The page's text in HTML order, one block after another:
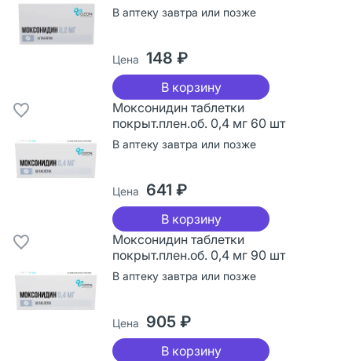
В аптеку завтра или позже
Цена 148 ₽
В корзину
Моксонидин таблетки
покрыт.плен.об. 0,4 мг 60 шт
В аптеку завтра или позже
Цена 641 ₽
В корзину
Моксонидин таблетки
покрыт.плен.об. 0,4 мг 90 шт
В аптеку завтра или позже
Цена 905 ₽
В корзину